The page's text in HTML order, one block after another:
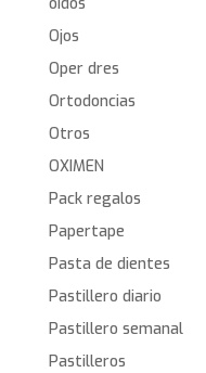
Ojos
Oper dres
Ortodoncias
Otros
OXIMEN
Pack regalos
Papertape
Pasta de dientes
Pastillero diario
Pastillero semanal
Pastilleros